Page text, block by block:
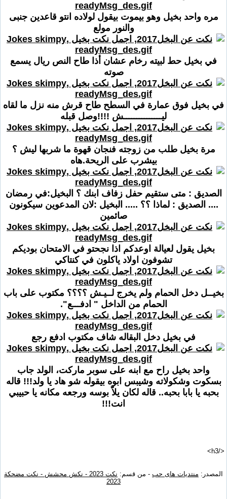
مره واحد بخيل وهو بيموت بيقول لولاده انتو قاعدين جنبى
والنور مولع
في بخيل حط لبيته رخام عشان أذا طاح النص ريال يسمع
صوته
في بخيل فوق عمارة في السطح طاح قرش منه نزل ما لقاه
ليـــــــــــــــش !!!!وصل قبله
مرة بخيل طلب من زوجته فنجان قهوة ما شربها ليش ؟
بيشرب على الريحة.هاه
الصديق : متى ستقيم حفل زفاف ابنك ؟ البخيل:في رمضان
.... الصديق : لماذا ؟؟ ..... البخيل :لان المدعوين سيكونون
صائمين
بخيل يقول لعيالة اوعدكم اذا نجحتو في الامتحان بوديكم
تشوفون اولاد ياكلون في كنتاكي
بخيــل دخل الحمام ولم يخرج لــيـش ؟؟؟؟ مكتوب على باب
الحمام من الداخل " ادفـــع".
في بخيل دخل البقاله شاف مكتوب ادفع رجع
واحد بخيل راح مع ابنه على سوبر ماركت، الولد جاب
بسكوت وشكولاته وشيبس ابوه بيقوله شو هاد يا ولد!!! قاله
بحبه يا بابا بحبه.. قاله لكان يلاّ بوسه ورجعه مكانه يا حبيبي
انت!!!
</h3>
المصدر: منتديات هاى حب - من قسم:
نكت 2023 - نكش محشش - نكت مضحكة
2023